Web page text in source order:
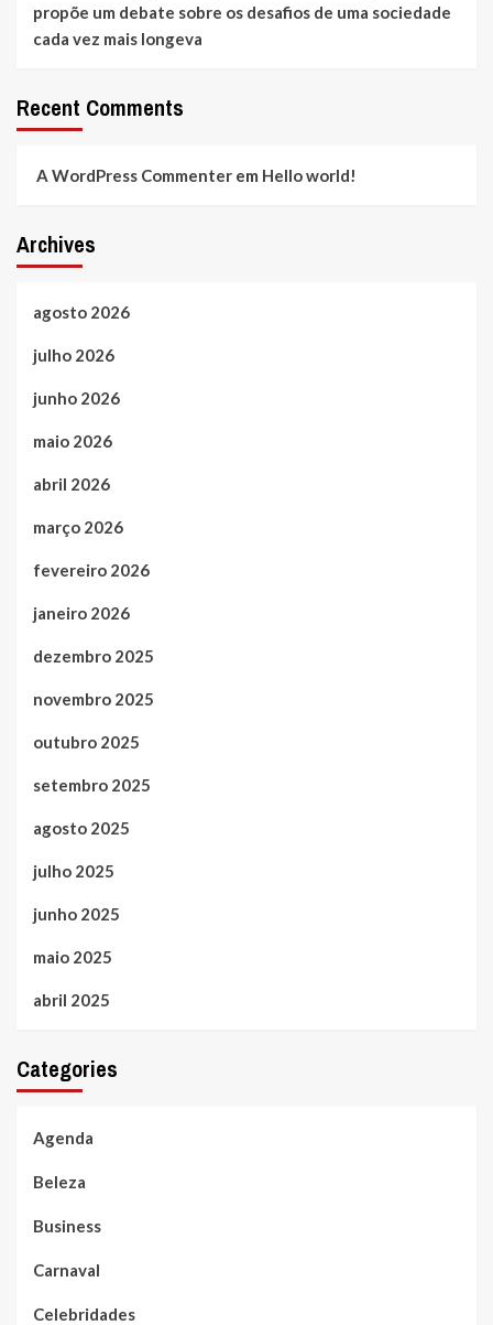
propõe um debate sobre os desafios de uma sociedade
cada vez mais longeva
Recent Comments
A WordPress Commenter em Hello world!
Archives
agosto 2026
julho 2026
junho 2026
maio 2026
abril 2026
março 2026
fevereiro 2026
janeiro 2026
dezembro 2025
novembro 2025
outubro 2025
setembro 2025
agosto 2025
julho 2025
junho 2025
maio 2025
abril 2025
Categories
Agenda
Beleza
Business
Carnaval
Celebridades